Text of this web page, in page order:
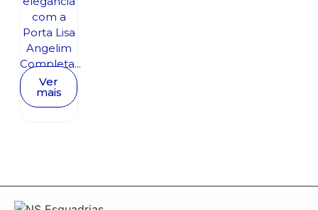
com a
Porta Lisa
Angelim
Completa...
Ver
mais